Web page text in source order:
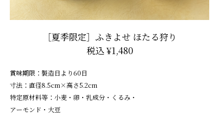
［夏季限定］ふきよせ ほたる狩り
税込 ¥1,480
賞味期限：製造日より60日
寸法：直径8.5cm×高さ5.2cm
特定原材料等：小麦・卵・乳成分・くるみ・
アーモンド・大豆